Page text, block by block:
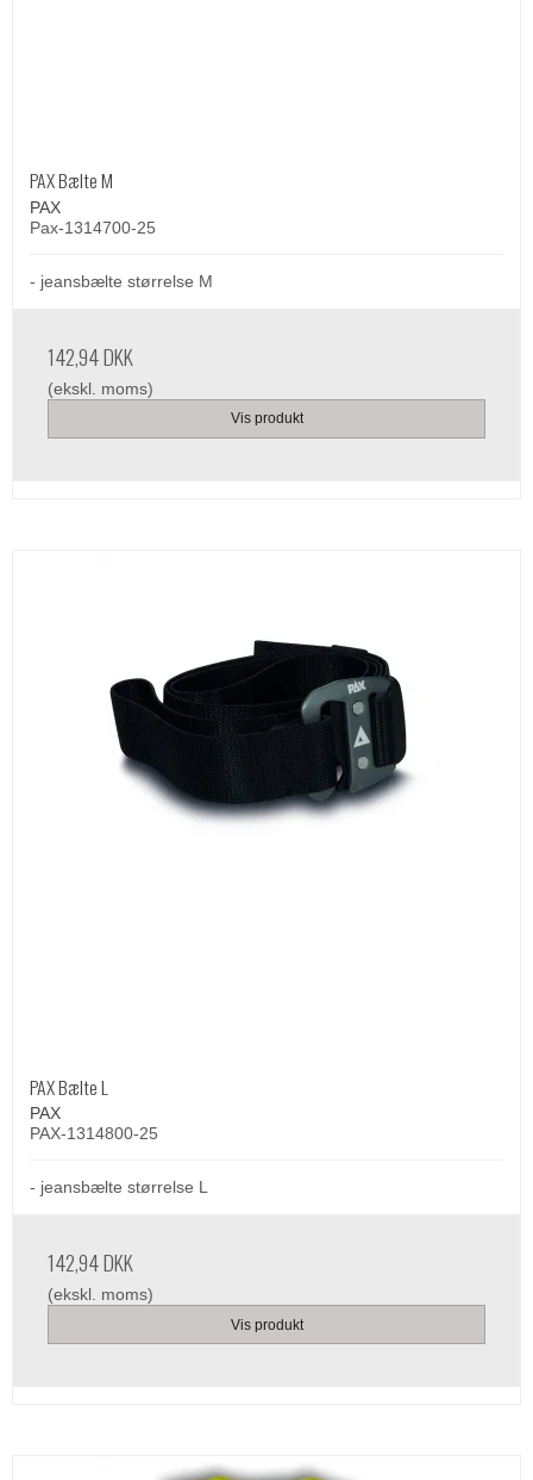
PAX Bælte M
PAX
Pax-1314700-25
- jeansbælte størrelse M
142,94 DKK
(ekskl. moms)
Vis produkt
PAX Bælte L
PAX
PAX-1314800-25
- jeansbælte størrelse L
142,94 DKK
(ekskl. moms)
Vis produkt